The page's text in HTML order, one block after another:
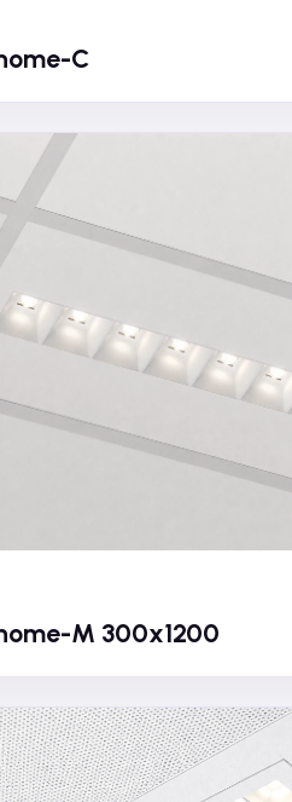
C
M 300x1200